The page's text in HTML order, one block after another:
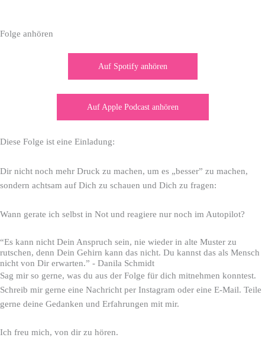
Folge anhören
Auf Spotify anhören
Auf Apple Podcast anhören
Diese Folge ist eine Einladung:
Dir nicht noch mehr Druck zu machen, um es „besser” zu machen,
sondern achtsam auf Dich zu schauen und Dich zu fragen:
Wann gerate ich selbst in Not und reagiere nur noch im Autopilot?
“Es kann nicht Dein Anspruch sein, nie wieder in alte Muster zu
rutschen, denn Dein Gehirn kann das nicht. Du kannst das als Mensch
nicht von Dir erwarten.” - Danila Schmidt
Sag mir so gerne, was du aus der Folge für dich mitnehmen konntest.
Schreib mir gerne eine Nachricht per Instagram oder eine E-Mail. Teile
gerne deine Gedanken und Erfahrungen mit mir.
Ich freu mich, von dir zu hören.